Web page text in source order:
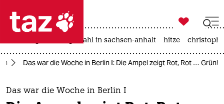
 taz zahl ich
taz zahl ich
themen

taz zahl ich
landtagswahl in sachsen-anhalt hitze
Das war die Woche in Berlin I: Die Ampel zeigt Rot, Rot … Grün!
Das war die Woche in Berlin I